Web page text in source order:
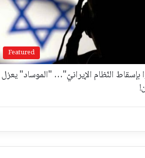
Featured
بإسقاط النّظام الإيرانيّ"… "الموساد" يعزل